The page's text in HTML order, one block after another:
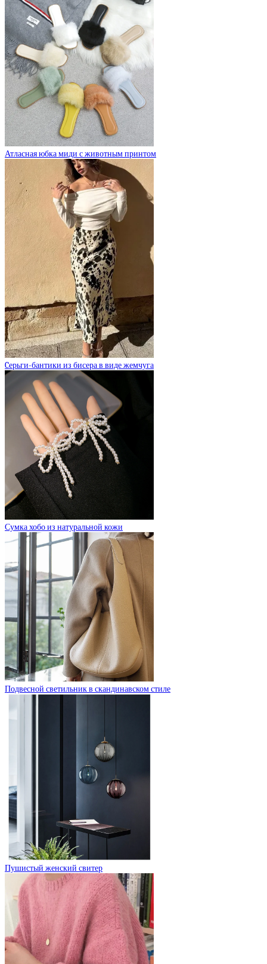
Атласная юбка миди с животным принтом
Cерьги-бантики из бисера в виде жемчуга
Сумка хобо из натуральной кожи
Подвесной светильник в скандинавском стиле
Пушистый женский свитер